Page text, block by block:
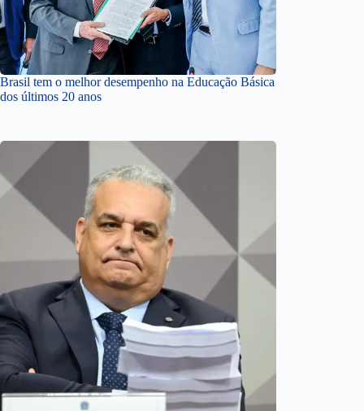
Brasil tem o melhor desempenho na Educação Básica
dos últimos 20 anos